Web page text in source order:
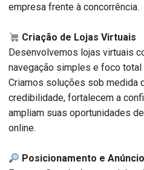
empresa frente à concorrência.
Criação de Lojas Virtuais
Desenvolvemos lojas virtuais
navegação simples e foco total
Criamos soluções sob medida
credibilidade, fortalecem a
ampliam suas oportunidades
online.
Posicionamento e